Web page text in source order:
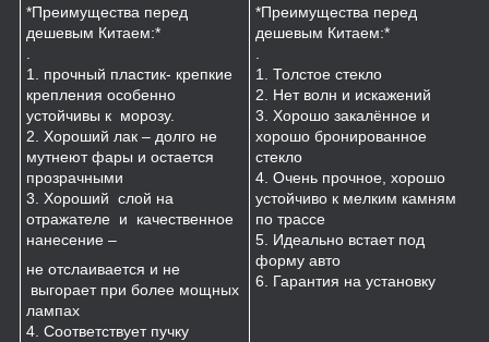
*Преимущества перед
дешевым Китаем:*
.
1. прочный пластик- крепкие
крепления особенно
устойчивы к морозу.
2. Хороший лак – долго не
мутнеют фары и остается
прозрачными
3. Хороший слой на
отражателе и качественное
нанесение –
не отслаивается и не
выгорает при более мощных
лампах
4. Соответствует пучку
*Преимущества перед
дешевым Китаем:*
.
1. Толстое стекло
2. Нет волн и искажений
3. Хорошо закалённое и
хорошо бронированное
стекло
4. Очень прочное, хорошо
устойчиво к мелким камням
по трассе
5. Идеально встает под
форму авто
6. Гарантия на установку